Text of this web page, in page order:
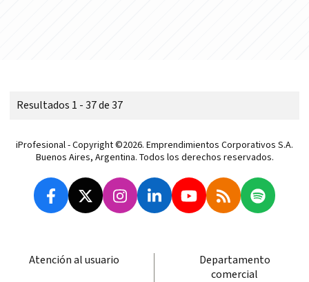
Resultados 1 - 37 de 37
iProfesional - Copyright ©2026. Emprendimientos Corporativos S.A.
Buenos Aires, Argentina. Todos los derechos reservados.
Atención al usuario
Departamento
comercial